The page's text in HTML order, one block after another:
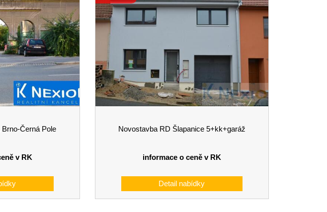
Černá Pole
v RK
Novostavba RD Šlapanice 5+kk+garáž
informace o ceně v RK